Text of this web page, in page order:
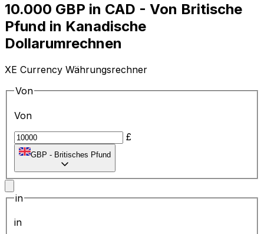
10.000 GBP in CAD - Von Britische
Pfund in Kanadische
Dollarumrechnen
XE Currency Währungsrechner
Von
Von
£
GBP - Britisches Pfund
in
in